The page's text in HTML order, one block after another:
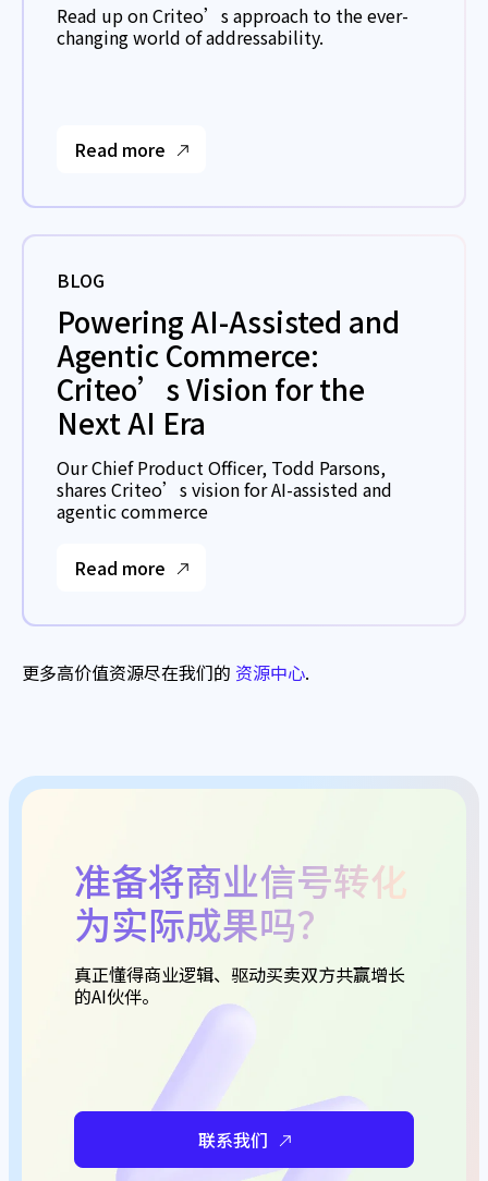
Read up on Criteo’s approach to the ever-
changing world of addressability.
Read more
BLOG
Powering AI-Assisted and
Agentic Commerce:
Criteo’s Vision for the
Next AI Era
Our Chief Product Officer, Todd Parsons,
shares Criteo’s vision for AI-assisted and
agentic commerce
Read more
更多高价值资源尽在我们的 资源中心.
准备将商业信号转化
为实际成果吗？
真正懂得商业逻辑、驱动买卖双方共赢增长
的AI伙伴。
联系我们